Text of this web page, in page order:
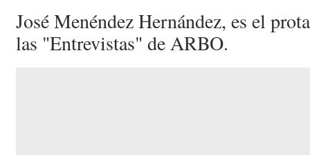
José Menéndez Hernández, es el
las "Entrevistas" de ARBO.